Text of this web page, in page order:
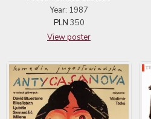
Year: 1987
PLN 350
View poster